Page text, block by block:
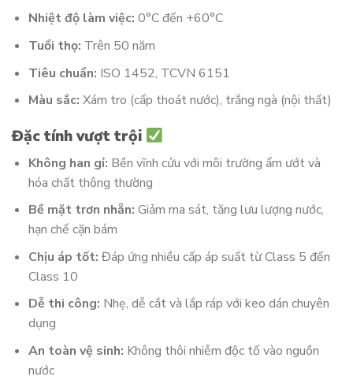
Nhiệt độ làm việc: 0°C đến +60°C
Tuổi thọ: Trên 50 năm
Tiêu chuẩn: ISO 1452, TCVN 6151
Màu sắc: Xám tro (cấp thoát nước), trắng ngà (nội thất)
Đặc tính vượt trội
Không han gỉ: Bền vĩnh cửu với môi trường ẩm ướt và
hóa chất thông thường
Bề mặt trơn nhẵn: Giảm ma sát, tăng lưu lượng nước,
hạn chế cặn bám
Chịu áp tốt: Đáp ứng nhiều cấp áp suất từ Class 5 đến
Class 10
Dễ thi công: Nhẹ, dễ cắt và lắp ráp với keo dán chuyên
dụng
An toàn vệ sinh: Không thôi nhiễm độc tố vào nguồn
nước